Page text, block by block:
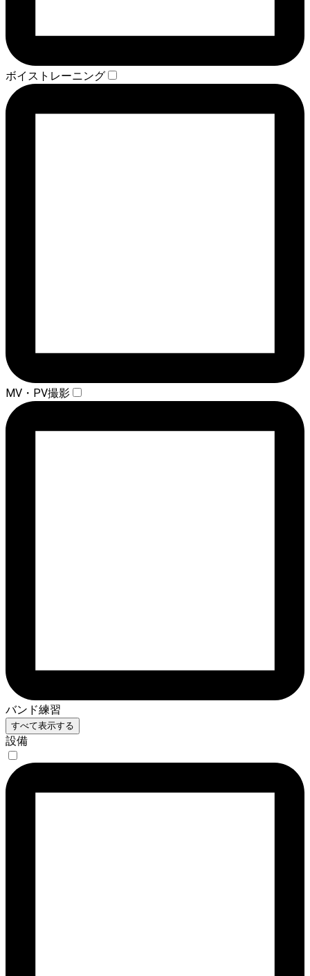
ボイストレーニング
MV・PV撮影
バンド練習
すべて表示する
設備